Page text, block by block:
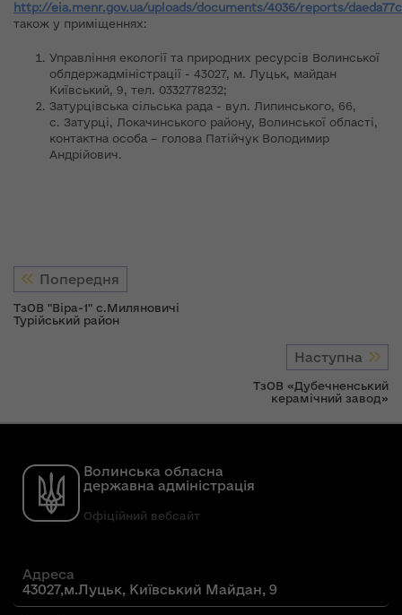
http://eia.menr.gov.ua/uploads/documents/4036/reports/
також у приміщеннях:
Управління екології та природних ресурсів Волинської
облдержадміністрації - 43027, м. Луцьк, майдан
Київський, 9, тел. 0332778232;
Затурцівська сільська рада - вул. Липинського, 66,
с. Затурці, Локачинського району, Волинської області,
контактна особа – голова Патійчук Володимир
Андрійович.
Попередня
ТзОВ "Віра-1" с.Миляновичі
Турійський район
Наступна
ТзОВ «Дубечненський
керамічний завод»
Волинська обласна
державна адміністрація
Офіційний вебсайт
Адреса
43027,м.Луцьк, Київський Майдан, 9